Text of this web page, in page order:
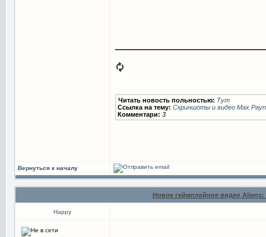
Читать новость польностью: Тут
Ссылка на тему: Скриншоты и видео Max
Комментари: 3
Вернуться к началу
Новое геймплейное видео Aliens:
Happy